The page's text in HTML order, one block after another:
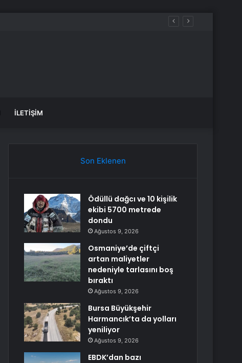
İLETIŞIM
Son Eklenen
Ödüllü dağcı ve 10 kişilik
ekibi 5700 metrede
dondu
Ağustos 9, 2026
Osmaniye’de çiftçi
artan maliyetler
nedeniyle tarlasını boş
bıraktı
Ağustos 9, 2026
Bursa Büyükşehir
Harmancık’ta da yolları
yeniliyor
Ağustos 9, 2026
EBDK’dan bazı